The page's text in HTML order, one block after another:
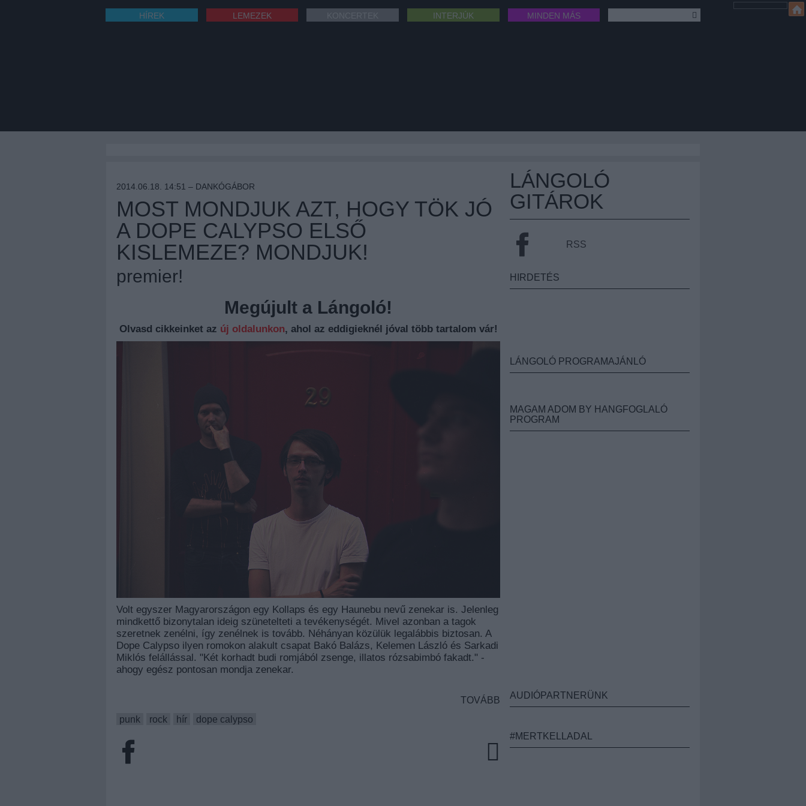
HÍREK LEMEZEK INTERJÚK MINDEN MÁS
2014.06.18. 14:51 – DANKÓGÁBOR
MOST MONDJUK AZT, HOGY TÖK JÓ
A DOPE CALYPSO ELSŐ
KISLEMEZE? MONDJUK!
premier!
Megújult a Lángoló!
Olvasd cikkeinket az új oldalunkon, ahol az eddigieknél jóval több tartalom vár!
Volt egyszer Magyarországon egy Kollaps és egy Haunebu nevű zenekar is. Jelenleg
mindkettő bizonytalan ideig szünetelteti a tevékenységét. Mivel azonban a tagok
szeretnek zenélni, így zenélnek is tovább. Néhányan közülük legalábbis biztosan. A
Dope Calypso ilyen romokon alakult csapat Bakó Balázs, Kelemen László és Sarkadi
Miklós felállással. "Két korhadt budi romjából zsenge, illatos rózsabimbó fakadt." -
ahogy egész pontosan mondja zenekar.
TOVÁBB
punk
rock hír dope calypso
LÁNGOLÓ
GITÁROK
RSS
HIRDETÉS
LÁNGOLÓ PROGRAMAJÁNLÓ
MAGAM ADOM BY HANGFOGLALÓ
PROGRAM
AUDIÓPARTNERÜNK
#MERTKELLADAL